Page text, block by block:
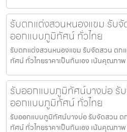
รับตกแต่งสวนหนองแขม รับ
ออกแบบภูมิทัศน์ ทั่วไทย
รับตกแต่งสวนหนองแขม รับจัดสวน ต
ทัศน์ ทั่วไทยราคาเป็นกันเอง เน้นคุณภา
รับออกแบบภูมิทัศน์บางบ่อ รั
ออกแบบภูมิทัศน์ ทั่วไทย
รับออกแบบภูมิทัศน์บางบ่อ รับจัดสวน
ทัศน์ ทั่วไทยราคาเป็นกันเอง เน้นคุณภา